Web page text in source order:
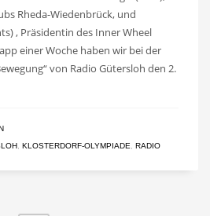
Rheda-Wiedenbrück, und
, Präsidentin des Inner Wheel
einer Woche haben wir bei der
von Radio Gütersloh den 2.
KLOSTERDORF-OLYMPIADE RADIO